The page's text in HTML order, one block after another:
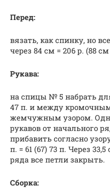
Перед:
вязать, как спинку, но
через 84 см = 206 р. (88 см
Рукава:
на спицы № 5 набрать
47 п. и между
жемчужным узором.
рукавов от начального
прибавить согласно
п. = 61 (67) 73 п. Через
ряда все петли закрыть.
Сборка: